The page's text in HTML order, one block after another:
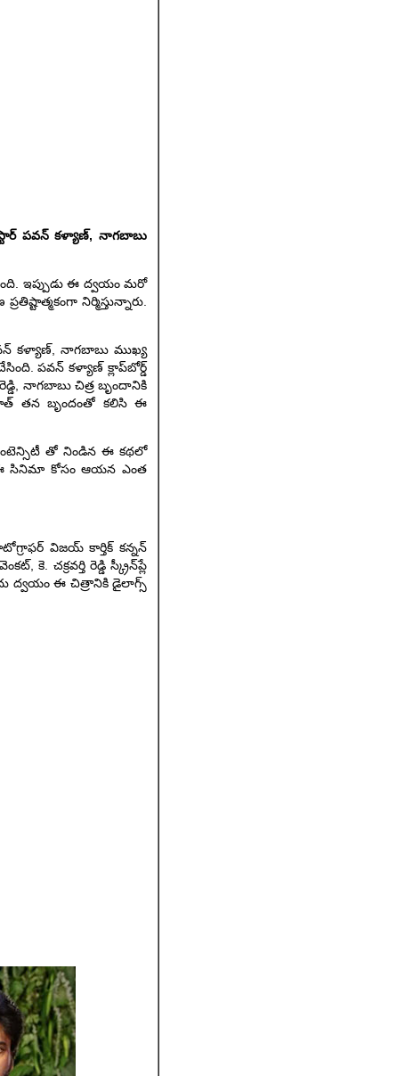
స్టార్ పవన్ కళ్యాణ్, నాగబాబు
ఇప్పుడు ఈ ద్వయం మరో
నిర్మిస్తున్నారు.
కళ్యాణ్, నాగబాబు ముఖ్య
పవన్ కళ్యాణ్ క్లాప్‌బోర్డ్
నాగబాబు చిత్ర బృందానికి
లోహిత్ తన బృందంతో కలిసి ఈ
ఇంటెన్సిటీ తో నిండిన ఈ కథలో
ఈ సినిమా కోసం ఆయన ఎంత
విజయ్ కార్తిక్ కన్నన్
కె. చక్రవర్తి రెడ్డి స్క్రీన్‌ప్లే
ద్వయం ఈ చిత్రానికి డైలాగ్స్